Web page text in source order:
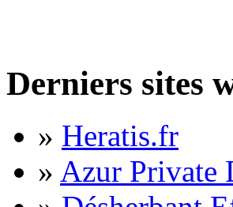
Derniers sites
» Heratis.fr
» Azur Private